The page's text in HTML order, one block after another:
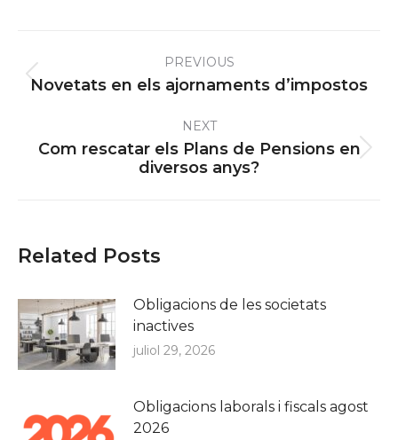
navigationPREVIOUS
Previous
Novetats en els ajornaments d’impostos
NEXT
Next
post:
Com rescatar els Plans de Pensions en
diversos anys?
Related Posts
Obligacions de les societats
inactives
juliol 29, 2026
Obligacions laborals i fiscals agost
2026